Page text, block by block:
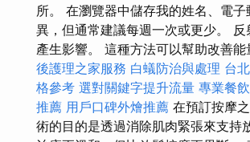
所。 在瀏覽器中儲存我的姓名、電
異，但通常建議每週一次或更少。
產生影響。 這種方法可以幫助改善
後護理之家服務 白蟻防治與處理 台
格參考 選對關鍵字提升流量 專業餐
推薦 用戶口碑外燴推薦 在預訂按摩
術的目的是透過消除肌肉緊張來支持